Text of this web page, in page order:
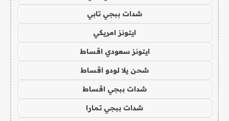
شدات ببجي تابي
ايتونز امريكي
ايتونز سعودي اقساط
شحن يلا لودو اقساط
شدات ببجي اقساط
شدات ببجي تمارا